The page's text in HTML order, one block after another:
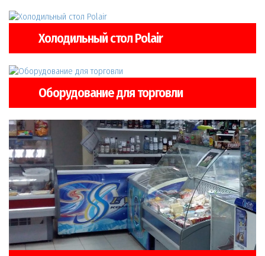
Холодильный стол Polair
Оборудование для торговли